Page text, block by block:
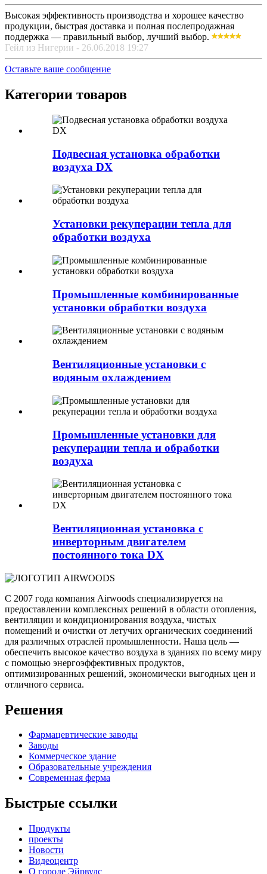
Высокая эффективность производства и хорошее качество
продукции, быстрая доставка и полная послепродажная
поддержка — правильный выбор, лучший выбор.
Гейл из Нигерии - 26.06.2018 19:27
Оставьте ваше сообщение
Категории товаров
Подвесная установка обработки
воздуха DX
Установки рекуперации тепла для
обработки воздуха
Промышленные комбинированные
установки обработки воздуха
Вентиляционные установки с
водяным охлаждением
Промышленные установки для
рекуперации тепла и обработки
воздуха
Вентиляционная установка с
инверторным двигателем
постоянного тока DX
С 2007 года компания Airwoods специализируется на
предоставлении комплексных решений в области отопления,
вентиляции и кондиционирования воздуха, чистых
помещений и очистки от летучих органических соединений
для различных отраслей промышленности. Наша цель —
обеспечить высокое качество воздуха в зданиях по всему миру
с помощью энергоэффективных продуктов,
оптимизированных решений, экономически выгодных цен и
отличного сервиса.
Решения
Фармацевтические заводы
Заводы
Коммерческое здание
Образовательные учреждения
Современная ферма
Быстрые ссылки
Продукты
проекты
Новости
Видеоцентр
О городе Эйрвудс